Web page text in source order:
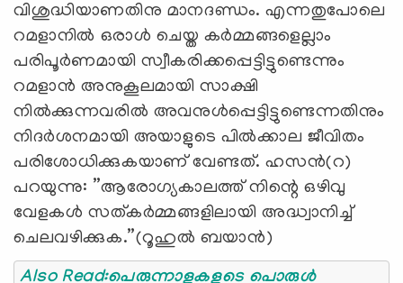
വിശുദ്ധിയാണതിനു മാനദണ്ഡം. എന്നതുപോലെ
റമളാനില്‍ ഒരാള്‍ ചെയ്ത കര്‍മ്മങ്ങളെല്ലാം
പരിപൂര്‍ണമായി സ്വീകരിക്കപ്പെട്ടിട്ടുണ്ടെന്നും
റമളാന്‍ അനുകൂലമായി സാക്ഷി
നില്‍ക്കുന്നവരില്‍ അവനുള്‍പ്പെട്ടിട്ടുണ്ടെന്നതിനും
നിദര്‍ശനമായി അയാളുടെ പില്‍ക്കാല ജീവിതം
പരിശോധിക്കുകയാണ് വേണ്ടത്. ഹസന്‍(റ)
പറയുന്നു: ”ആരോഗ്യകാലത്ത് നിന്റെ ഒഴിവു
വേളകള്‍ സത്കര്‍മ്മങ്ങളിലായി അദ്ധ്വാനിച്ച്
ചെലവഴിക്കുക.”(റൂഹുല്‍ ബയാന്‍)
Also Read:പെരുന്നാളുകളുടെ പൊരുള്‍